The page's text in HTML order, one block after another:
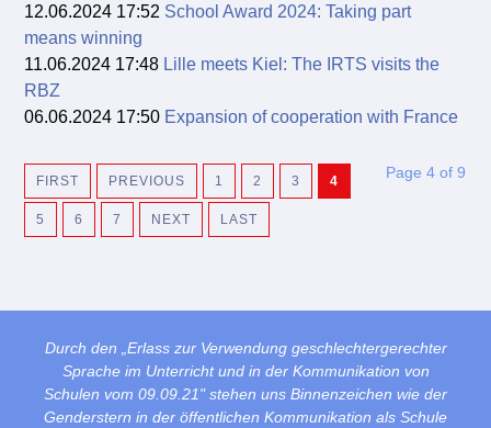
12.06.2024 17:52 School Award 2024: Taking part
means winning
11.06.2024 17:48 Lille meets Kiel: The IRTS visits the
RBZ
06.06.2024 17:50 Expansion of cooperation with France
Page 4 of 9
FIRST PREVIOUS 1 2 3 4
5 6 7 NEXT LAST
Durch den „Erlass zur Verwendung geschlechtergerechter
Sprache im Unterricht und in der Kommunikation von
Schulen vom 09.09.21" stehen uns Binnenzeichen wie der
Genderstern in der öffentlichen Kommunikation als Schule